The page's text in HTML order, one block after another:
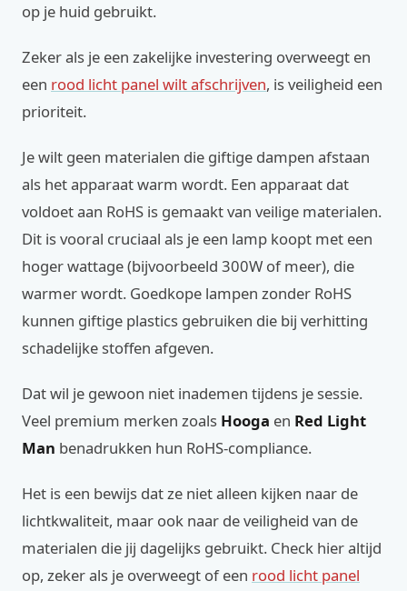
op je huid gebruikt.
Zeker als je een zakelijke investering overweegt en
een rood licht panel wilt afschrijven, is veiligheid een
prioriteit.
Je wilt geen materialen die giftige dampen afstaan
als het apparaat warm wordt. Een apparaat dat
voldoet aan RoHS is gemaakt van veilige materialen.
Dit is vooral cruciaal als je een lamp koopt met een
hoger wattage (bijvoorbeeld 300W of meer), die
warmer wordt. Goedkope lampen zonder RoHS
kunnen giftige plastics gebruiken die bij verhitting
schadelijke stoffen afgeven.
Dat wil je gewoon niet inademen tijdens je sessie.
Veel premium merken zoals Hooga en Red Light
Man benadrukken hun RoHS-compliance.
Het is een bewijs dat ze niet alleen kijken naar de
lichtkwaliteit, maar ook naar de veiligheid van de
materialen die jij dagelijks gebruikt. Check hier altijd
op, zeker als je overweegt of een rood licht panel